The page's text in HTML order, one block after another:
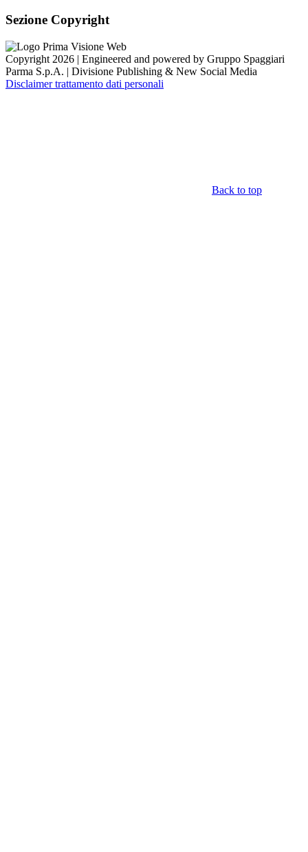
Sezione Copyright
Copyright 2026 | Engineered and powered by Gruppo Spaggiari
Parma S.p.A. | Divisione Publishing & New Social Media
Disclaimer trattamento dati personali
Back to top